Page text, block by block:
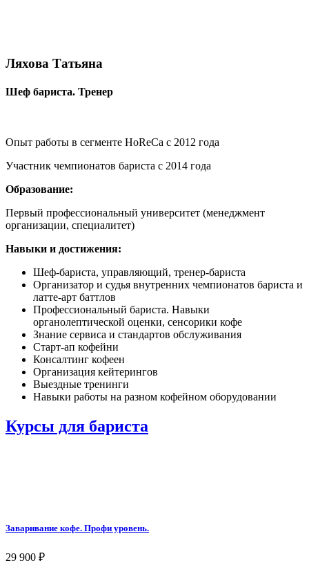
Ляхова Татьяна
Шеф бариста. Тренер
Опыт работы в сегменте HoReCa c 2012 года
Участник чемпионатов бариста с 2014 года
Образование:
Первый профессиональный университет (менеджмент
организации, специалитет)
Навыки и достижения:
Шеф-бариста, управляющий, тренер-бариста
Организатор и судья внутренних чемпионатов бариста и
латте-арт баттлов
Профессиональный бариста. Навыки
органолептической оценки, сенсорики кофе
Знание сервиса и стандартов обслуживания
Старт-ап кофейни
Консалтинг кофеен
Организация кейтерингов
Выездные тренинги
Навыки работы на разном кофейном оборудовании
Курсы для бариста
Заваривание кофе. Профи уровень.
29 900 ₽